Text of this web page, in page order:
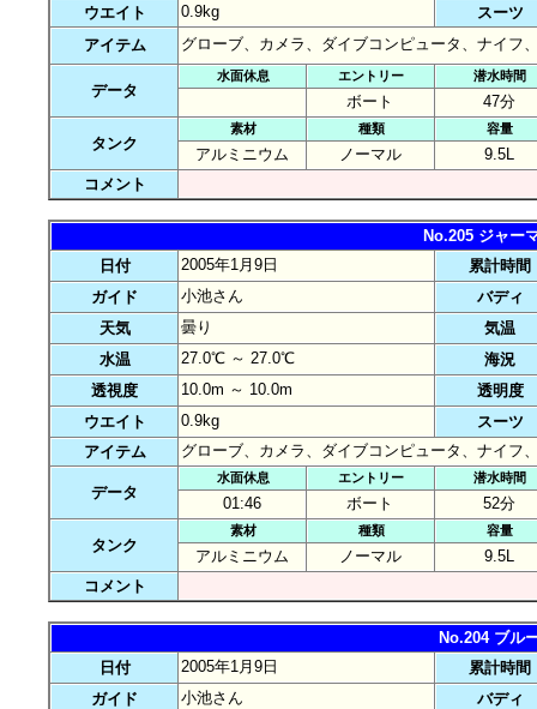
ウエイト
0.9kg
スーツ
アイテム
グローブ、カメラ、ダイブコンピュータ、ナイフ
データ
水面休息 エントリー 潜水時間
ボート 47分
タンク
素材 種類 容量
アルミニウム ノーマル
9.5L
コメント
No.205 ジャー
日付
2005年1月9日
累計時間
ガイド
小池さん
バディ
天気
曇り
気温
水温
27.0℃ ～ 27.0℃
海況
透視度
10.0m ～ 10.0m
透明度
ウエイト
0.9kg
スーツ
アイテム
グローブ、カメラ、ダイブコンピュータ、ナイフ
データ
水面休息 エントリー 潜水時間
01:46 ボート 52分
タンク
素材 種類 容量
アルミニウム ノーマル
9.5L
コメント
No.204 ブル
日付
2005年1月9日
累計時間
ガイド
小池さん
バディ